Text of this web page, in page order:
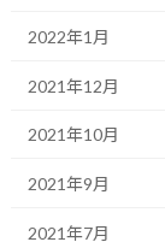
2022年1月
2021年12月
2021年10月
2021年9月
2021年7月